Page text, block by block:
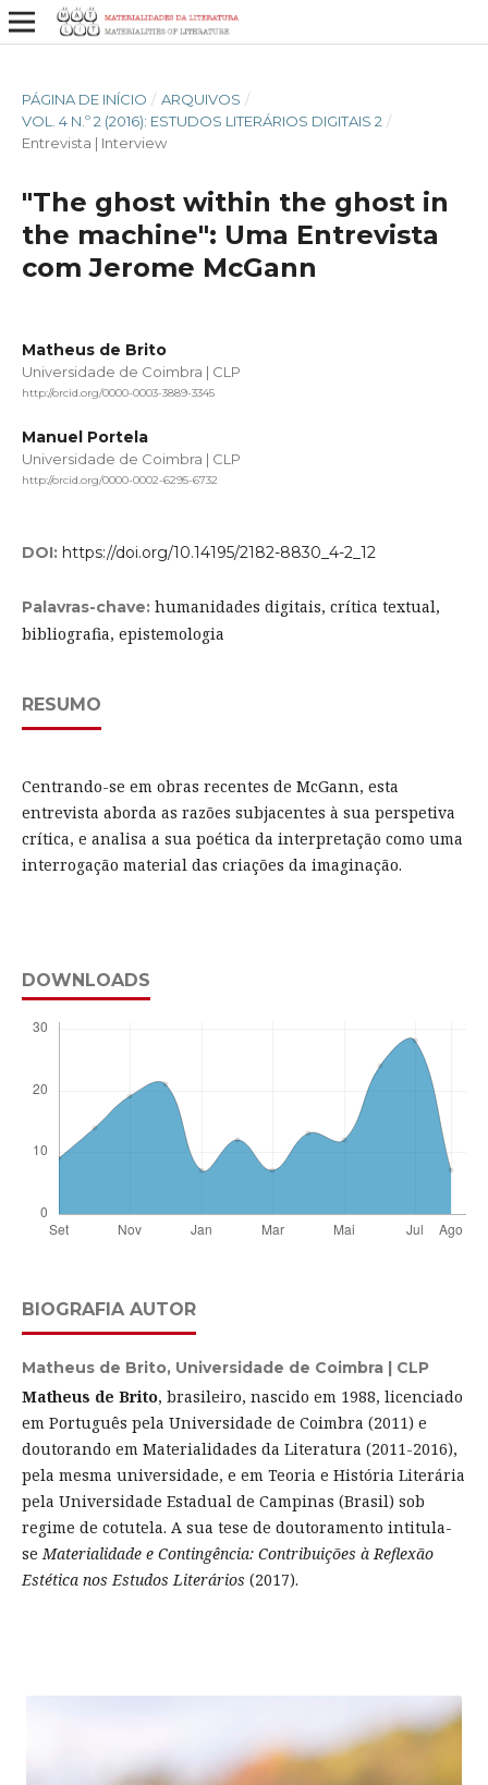
PÁGINA DE INÍCIO / ARQUIVOS /
VOL. 4 N.º 2 (2016): ESTUDOS LITERÁRIOS DIGITAIS 2 /
Entrevista | Interview
"The ghost within the ghost in
the machine": Uma Entrevista
com Jerome McGann
Matheus de Brito
Universidade de Coimbra | CLP
http://orcid.org/0000-0003-3889-3345
Manuel Portela
Universidade de Coimbra | CLP
http://orcid.org/0000-0002-6295-6732
DOI: https://doi.org/10.14195/2182-8830_4-2_12
Palavras-chave: humanidades digitais, crítica textual,
bibliografia, epistemologia
RESUMO
Centrando-se em obras recentes de McGann, esta
entrevista aborda as razões subjacentes à sua perspetiva
crítica, e analisa a sua poética da interpretação como uma
interrogação material das criações da imaginação.
DOWNLOADS
BIOGRAFIA AUTOR
Matheus de Brito, Universidade de Coimbra | CLP
Matheus de Brito, brasileiro, nascido em 1988, licenciado
em Português pela Universidade de Coimbra (2011) e
doutorando em Materialidades da Literatura (2011-2016),
pela mesma universidade, e em Teoria e História Literária
pela Universidade Estadual de Campinas (Brasil) sob
regime de cotutela. A sua tese de doutoramento intitula-
se Materialidade e Contingência: Contribuições à Reflexão
Estética nos Estudos Literários (2017).